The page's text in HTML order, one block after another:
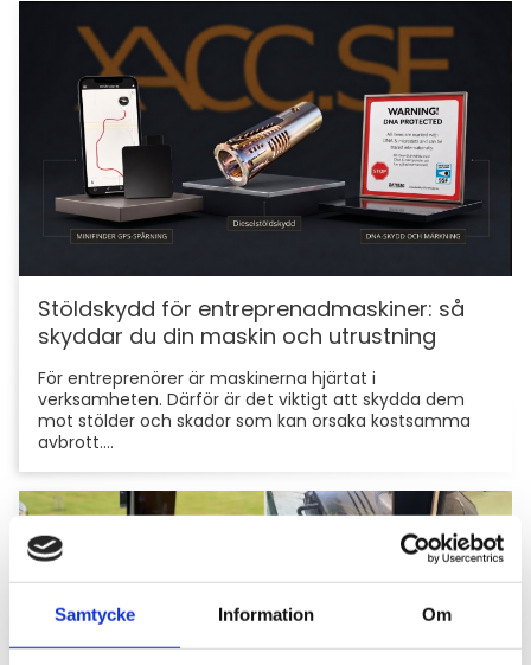
Samtycke Information Om
Stöldskydd för entreprenadmaskiner: så
skyddar du din maskin och utrustning
För entreprenörer är maskinerna hjärtat i
verksamheten. Därför är det viktigt att skydda dem
mot stölder och skador som kan orsaka kostsamma
avbrott....